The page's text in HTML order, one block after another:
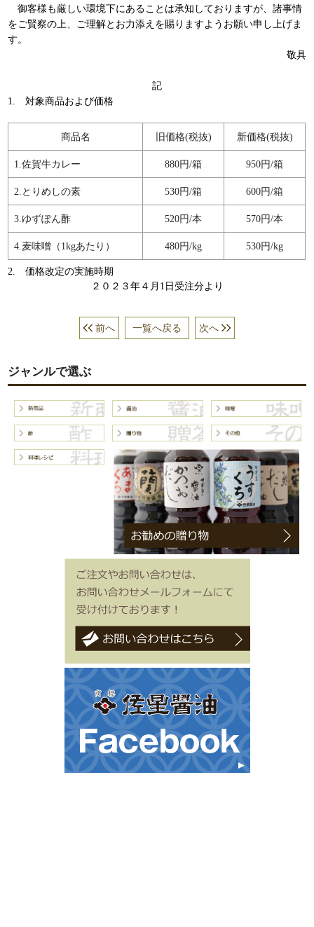
御客様も厳しい環境下にあることは承知しておりますが、諸事情
をご賢察の上、ご理解とお力添えを賜りますようお願い申し上げま
す。
敬具
記
1. 対象商品および価格
商品名 旧価格(税抜) 新価格(税抜)
1.佐賀牛カレー 880円/箱 950円/箱
2.とりめしの素 530円/箱 600円/箱
3.ゆずぽん酢 520円/本 570円/本
4.麦味噌（1kgあたり） 480円/kg 530円/kg
2. 価格改定の実施時期
２０２３年４月 1日受注分より
前へ 一覧へ戻る 次へ
ジャンルで選ぶ